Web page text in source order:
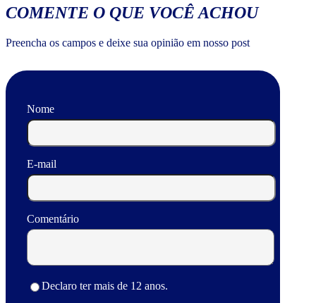
COMENTE O QUE VOCÊ ACHOU
Preencha os campos e deixe sua opinião em nosso post
Nome
E-mail
Comentário
Declaro ter mais de 12 anos.